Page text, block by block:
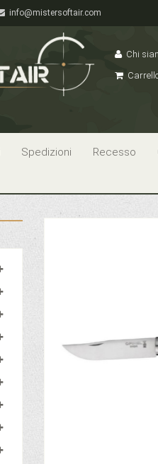
info@mistersoftair.com
Chi
Spedizioni Recesso